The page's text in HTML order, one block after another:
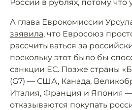
России в рублях, потому что
А глава Еврокомиссии
заявила, что Евросоюз
рассчитываться за
поскольку этот было бы
санкции ЕС. Позже страны
(G7) — США, Канада,
Италия, Франция и Япония
отказываются покупать